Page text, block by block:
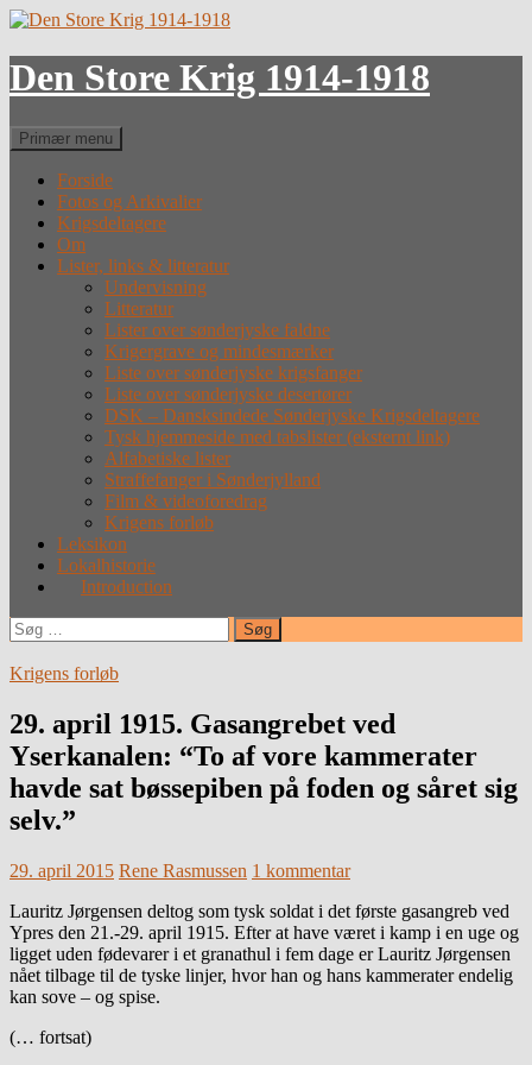
Hop
indhold
Den Store Krig 1914-1918
Søg
Primær menu
Forside
Fotos og Arkivalier
Krigsdeltagere
Om
Lister, links & litteratur
Undervisning
Litteratur
Lister over sønderjyske faldne
Krigergrave og mindesmærker
Liste over sønderjyske krigsfanger
Liste over sønderjyske desertører
DSK – Dansksindede Sønderjyske Krigsdeltagere
Tysk hjemmeside med tabslister (eksternt link)
Alfabetiske lister
Straffefanger i Sønderjylland
Film & videoforedrag
Krigens forløb
Leksikon
Lokalhistorie
Introduction
Søg
efter:
Krigens forløb
29. april 1915. Gasangrebet ved
Yserkanalen: “To af vore kammerater
havde sat bøssepiben på foden og såret sig
selv.”
29. april 2015 Rene Rasmussen 1 kommentar
Lauritz Jørgensen deltog som tysk soldat i det første gasangreb ved
Ypres den 21.-29. april 1915. Efter at have været i kamp i en uge og
ligget uden fødevarer i et granathul i fem dage er Lauritz Jørgensen
nået tilbage til de tyske linjer, hvor han og hans kammerater endelig
kan sove – og spise.
(… fortsat)